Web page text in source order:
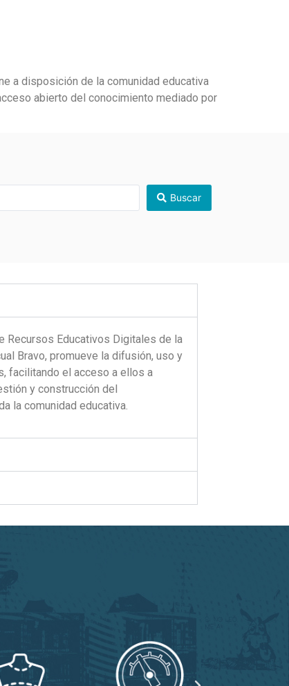
a disposición de la comunidad educativa
abierto del conocimiento mediado por
Buscar
Recursos Educativos Digitales de la
Bravo, promueve la difusión, uso y
, facilitando el acceso a ellos a
y construcción del
la comunidad educativa.